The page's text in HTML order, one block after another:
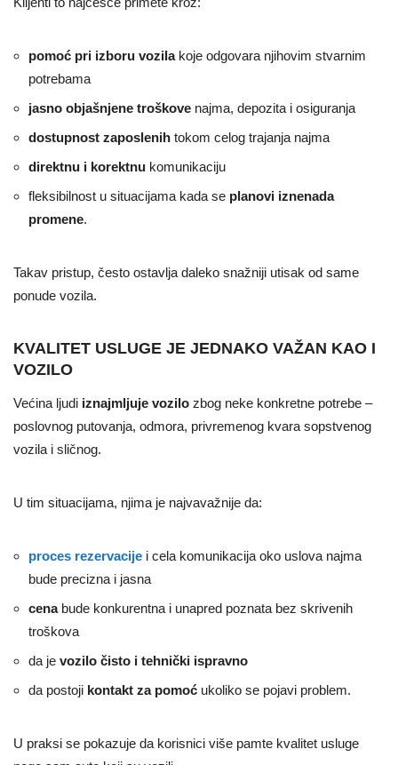
pomoć pri izboru vozilakoje odgovara njihovim stvarnim
potrebama
jasno objašnjene troškove najma, depozita i osiguranja
dostupnost zaposlenih tokom celog trajanja najma
direktnu i korektnu komunikaciju
fleksibilnost u situacijama kada se planovi iznenada
promene.
Takav pristup, često ostavlja daleko snažniji utisak od same
ponude vozila.
KVALITET USLUGE JE JEDNAKO VAŽAN KAO I
VOZILO
Većina ljudi iznajmljuje vozilo zbog neke konkretne potrebe –
poslovnog putovanja, odmora, privremenog kvara sopstvenog
vozila i sličnog.
U tim situacijama, njima je najvavažnije da:
proces rezervacije i cela komunikacija oko uslova najma
bude precizna i jasna
cenabude konkurentna i unapred poznata bez skrivenih
troškova
da je vozilo čisto i tehnički ispravno
da postoji kontakt za pomoć ukoliko se pojavi problem.
U praksi se pokazuje da korisnici više pamte kvalitet usluge